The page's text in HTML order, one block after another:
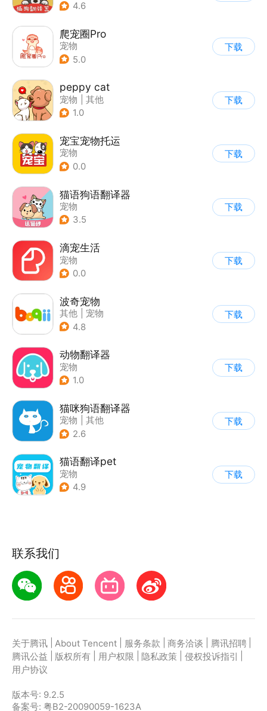
4.6
爬宠圈Pro
宠物
5.0
下载
peppy cat
宠物
其他
1.0
下载
宠宝宠物托运
宠物
0.0
下载
猫语狗语翻译器
宠物
3.5
下载
滴宠生活
宠物
0.0
下载
波奇宠物
其他
宠物
4.8
下载
动物翻译器
宠物
1.0
下载
猫咪狗语翻译器
宠物
其他
2.6
下载
猫语翻译pet
宠物
4.9
下载
联系我们
关于腾讯 About Tencent 服务条款 商务洽谈 腾讯招聘
腾讯公益
版权所有 用户权限 隐私政策 侵权投诉指引
用户协议
版本号: 9.2.5
备案号: 粤B2-20090059-1623A